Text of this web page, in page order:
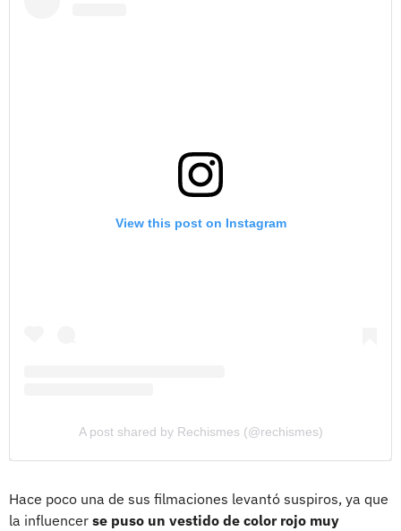
View this post on Instagram
A post shared by Rechismes (@rechismes)
Hace poco una de sus filmaciones levantó suspiros, ya que
la influencer se puso un vestido de color rojo muy